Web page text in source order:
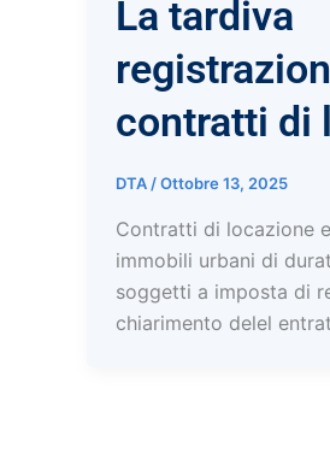
La tardiva
contratti di
DTA/Ottobre 13, 2025
Contratti di locazione
immobili urbani di
soggetti a imposta di
chiarimento delel